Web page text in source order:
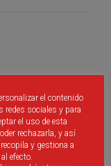
León
el contenido
redes sociales y para
el uso de esta
rechazarla, y así
y gestiona a
efecto.